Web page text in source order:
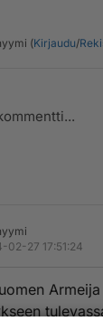
(Kirjaudu/
02-27 17:51:24